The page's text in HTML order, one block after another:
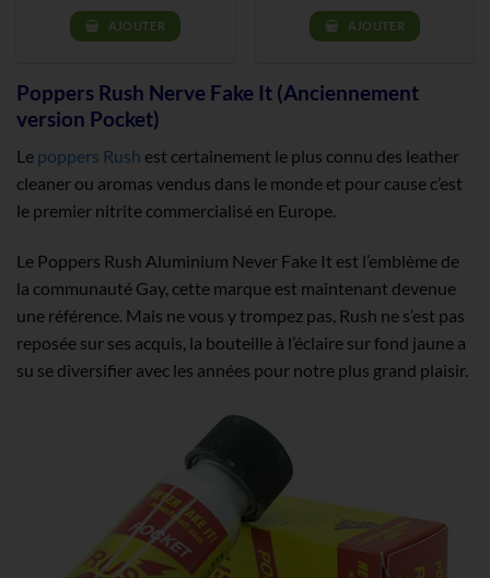
AJOUTER AJOUTER
Poppers Rush Nerve Fake It (Anciennement
version Pocket)
Le poppers Rush est certainement le plus connu des leather
cleaner ou aromas vendus dans le monde et pour cause c’est
le premier nitrite commercialisé en Europe.
Le Poppers Rush Aluminium Never Fake It est l’emblème de
la communauté Gay, cette marque est maintenant devenue
une référence. Mais ne vous y trompez pas, Rush ne s’est pas
reposée sur ses acquis, la bouteille à l’éclaire sur fond jaune a
su se diversifier avec les années pour notre plus grand plaisir.